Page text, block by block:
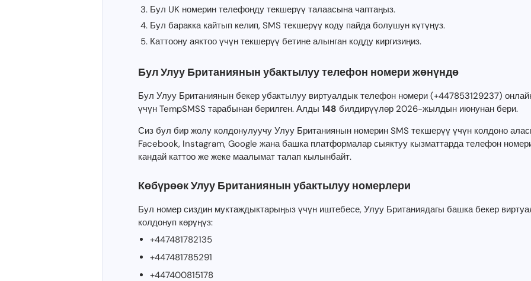
Бул UK номерин телефонду текшерүү талаасына чаптаңыз.
Бул баракка кайтып келип, SMS текшерүү коду пайда болушун күтүңүз.
Каттоону аяктоо үчүн текшерүү бетине алынган кодду киргизиңиз.
Бул Улуу Британиянын убактылуу телефон номери жөнүндө
Бул Улуу Британиянын бекер убактылуу виртуалдык телефон номери (+447853129237)
үчүн TempSMSS тарабынан берилген. Алды 148 билдирүүлөр 2026-жылдын июнунан бери.
Сиз бул бир жолу колдонулуучу Улуу Британиянын номерин SMS текшерүү үчүн колдоно
Facebook, Instagram, Google жана башка платформалар сыяктуу кызматтарда телефон
кандай каттоо же жеке маалымат талап кылынбайт.
Көбүрөөк Улуу Британиянын убактылуу номерлери
Бул номер сиздин муктаждыктарыңыз үчүн иштебесе, Улуу Британиядагы башка бекер
колдонуп көрүңүз:
+447481782135
+447481785291
+447400815178